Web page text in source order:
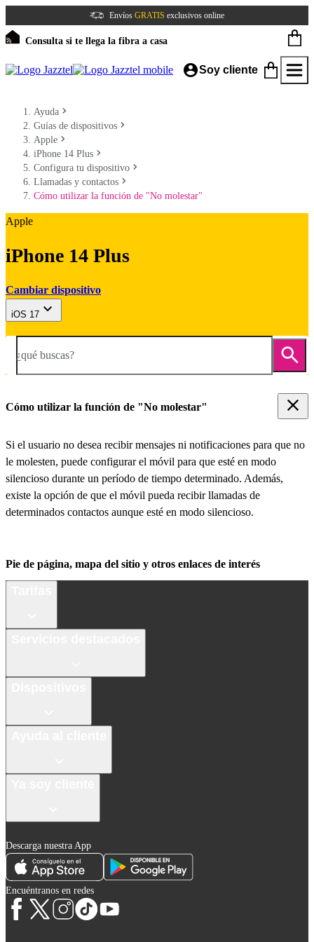
Envíos GRATIS exclusivos online
Consulta si te llega la fibra a casa
Soy cliente
Ayuda
Guías de dispositivos
Apple
iPhone 14 Plus
Configura tu dispositivo
Llamadas y contactos
Cómo utilizar la función de "No molestar"
Apple
iPhone 14 Plus
Cambiar dispositivo
iOS 17
¿qué buscas?
Cómo utilizar la función de "No molestar"
Si el usuario no desea recibir mensajes ni notificaciones para que no
le molesten, puede configurar el móvil para que esté en modo
silencioso durante un período de tiempo determinado. Además,
existe la opción de que el móvil pueda recibir llamadas de
determinados contactos aunque esté en modo silencioso.
Pie de página, mapa del sitio y otros enlaces de interés
Descarga nuestra App
Encuéntranos en redes